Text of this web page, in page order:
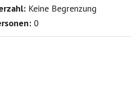
Keine Begrenzung
0